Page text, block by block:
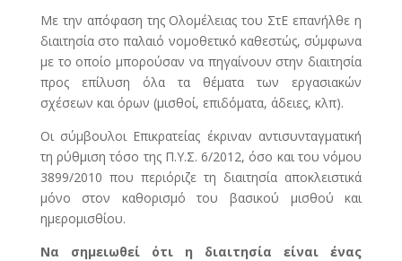
Με την απόφαση της Ολομέλειας του ΣτΕ επανήλθε η
διαιτησία στο παλαιό νομοθετικό καθεστώς, σύμφωνα
με το οποίο μπορούσαν να πηγαίνουν στην διαιτησία
προς επίλυση όλα τα θέματα των εργασιακών
σχέσεων και όρων (μισθοί, επιδόματα, άδειες, κλπ).
Οι σύμβουλοι Επικρατείας έκριναν αντισυνταγματική
τη ρύθμιση τόσο της Π.Υ.Σ. 6/2012, όσο και του νόμου
3899/2010 που περιόριζε τη διαιτησία αποκλειστικά
μόνο στον καθορισμό του βασικού μισθού και
ημερομισθίου.
Να σημειωθεί ότι η διαιτησία είναι ένας